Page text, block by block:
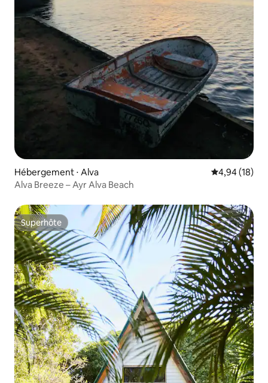
Hébergement ⋅ Alva Évaluation
4,94 (18)
Alva Breeze – Ayr Alva Beach
Superhôte
Superhôte